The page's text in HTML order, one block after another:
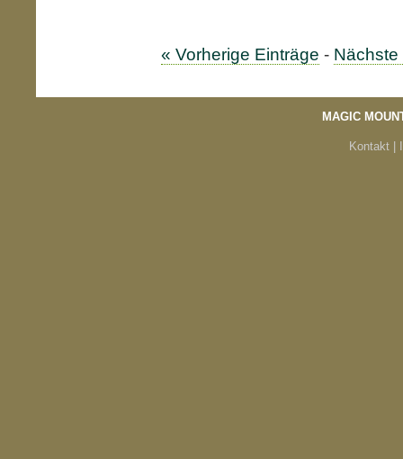
« Vorherige Einträge - Nächste
MAGIC
Kontakt |